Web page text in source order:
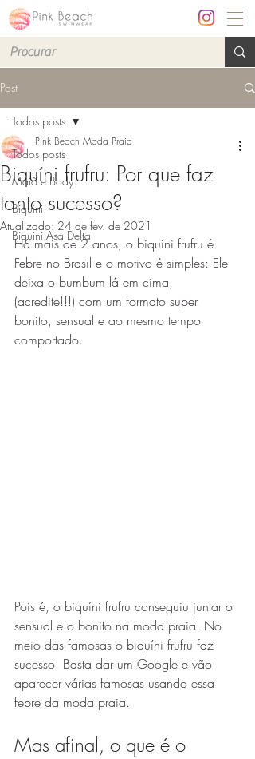
Post
Todos posts
Maiô e Body
Biquíni
Biquíni Asa Delta
Todos posts
Biquíni frufru: Por que faz
tanto sucesso?
Pink Beach Moda Praia
Atualizado: 24 de fev. de 2021
Há mais de 2 anos, o biquíni frufru é
Febre no Brasil e o motivo é simples: Ele
deixa o bumbum lá em cima,
(acredite!!!) com um formato super
bonito, sensual e ao mesmo tempo
comportado.
Pois é, o biquíni frufru conseguiu juntar o
sensual e o bonito na moda praia. No
meio das famosas o biquíni frufru faz
sucesso! Basta dar um Google e vão
aparecer várias famosas usando essa
febre da moda praia.
Mas afinal, o que é o